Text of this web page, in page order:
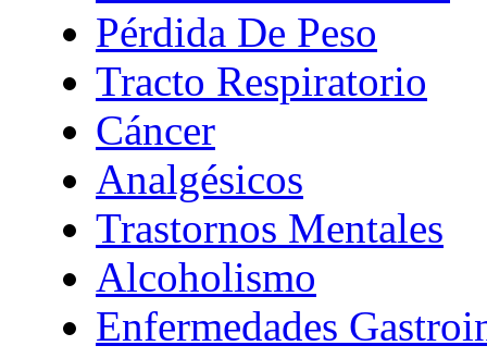
Pérdida De Peso
Tracto Respiratorio
Cáncer
Analgésicos
Trastornos Mentales
Alcoholismo
Enfermedades